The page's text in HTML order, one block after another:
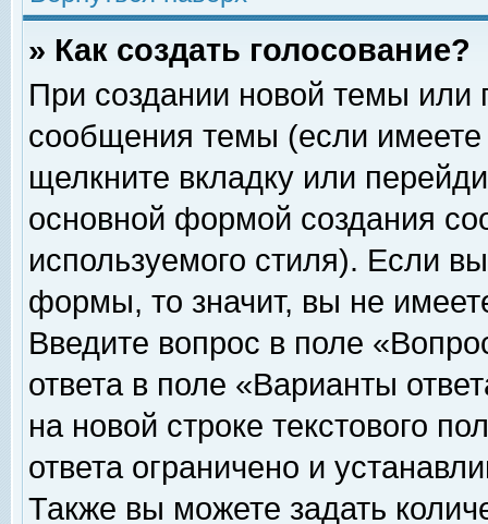
» Как создать голосование?
При создании новой темы или
сообщения темы (если
щелкните вкладку или
основной формой создания
используемого стиля). Если
формы, то значит, вы не
Введите вопрос в поле
ответа в поле «Варианты
на новой строке текстового
ответа ограничено и
Также вы можете задать